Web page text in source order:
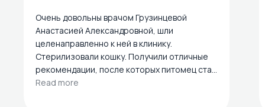
Очень довольны врачом Грузинцевой
Анастасией Александровной, шли
целенаправленно к ней в клинику.
Стерилизовали кошку. Получили отличные
рекомендации, после которых питомец стал
намного лучше себя чувствовать. Кошке
Read more